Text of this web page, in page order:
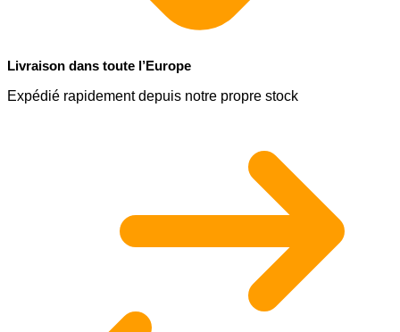
Livraison dans toute l’Europe
Expédié rapidement depuis notre propre stock